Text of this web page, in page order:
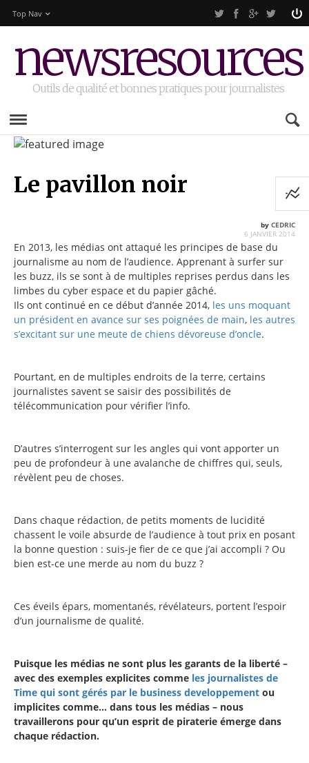
Top Nav
newsresources
Outils de qualité et bonnes pratiques pour journalistes
Le pavillon noir
by CEDRIC
6 JANVIER 2014
En 2013, les médias ont attaqué les principes de base du
journalisme au nom de l’audience. Apprenant à surfer sur
les buzz, ils se sont à de multiples reprises perdus dans les
limbes du cyber espace et du papier gâché.
Ils ont continué en ce début d’année 2014, les uns moquant
un président en avance sur ses poignées de main, les autres
s’excitant sur une meute de chiens dévoreuse d’oncle.
Pourtant, en de multiples endroits de la terre, certains
journalistes savent se saisir des possibilités de
télécommunication pour vérifier l’info.
D’autres s’interrogent sur les angles qui vont apporter un
peu de profondeur à une avalanche de chiffres qui, seuls,
révèlent peu de choses.
Dans chaque rédaction, de petits moments de lucidité
chassent le voile absurde de l’audience à tout prix en posant
la bonne question : suis-je fier de ce que j’ai accompli ? Ou
bien est-ce une merde au nom du buzz ?
Ces éveils épars, momentanés, révélateurs, portent l’espoir
d’un journalisme de qualité.
Puisque les médias ne sont plus les garants de la liberté –
avec des exemples explicites comme les journalistes de
Time qui sont gérés par le business developpement ou
implicites comme… dans tous les médias – nous
travaillerons pour qu’un esprit de piraterie émerge dans
chaque rédaction.